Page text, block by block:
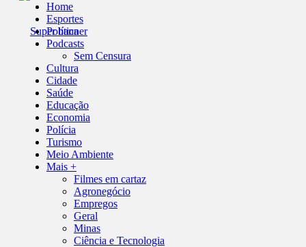
Home
Esportes
Política
Podcasts
Sem Censura
Cultura
Cidade
Saúde
Educação
Economia
Polícia
Turismo
Meio Ambiente
Mais +
Filmes em cartaz
Agronegócio
Empregos
Geral
Minas
Ciência e Tecnologia